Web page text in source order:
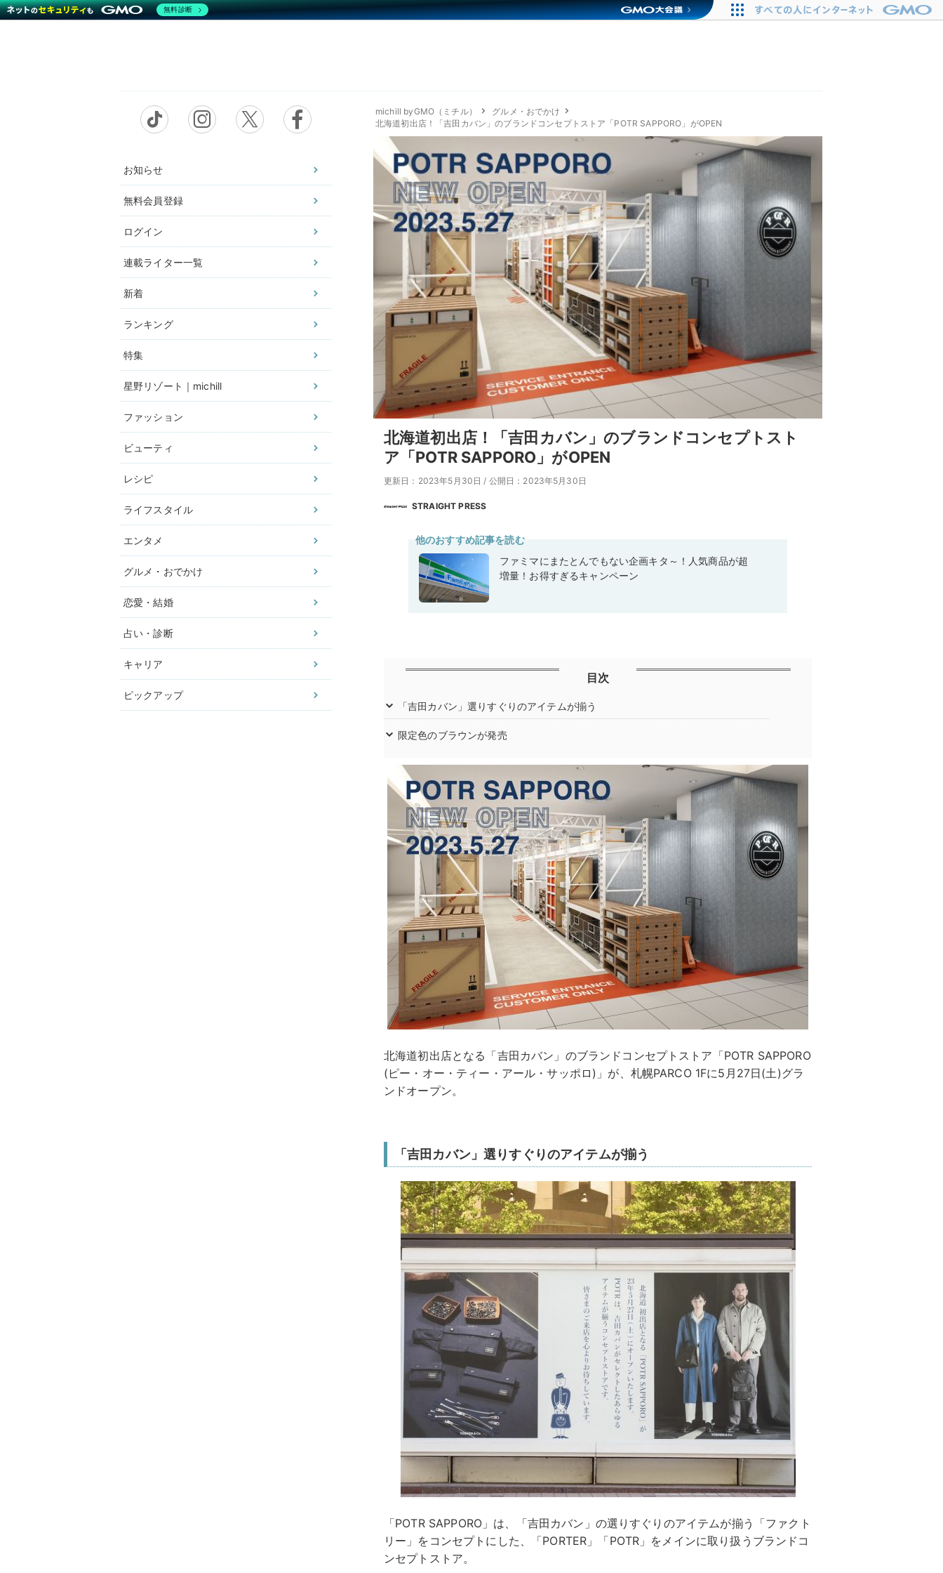
お知らせ
無料会員登録
ログイン
連載ライター一覧
新着
ランキング
特集
星野リゾート｜michill
ファッション
ビューティ
レシピ
ライフスタイル
エンタメ
グルメ・おでかけ
恋愛・結婚
占い・診断
キャリア
ピックアップ
michill byGMO（ミチル）
グルメ・おでかけ
北海道初出店！「吉田カバン」のブランドコンセプトストア「POTR SAPPORO」がOPEN
北海道初出店！「吉田カバン」のブランドコンセプトスト
ア「POTR SAPPORO」がOPEN
更新日：2023年5月30日 / 公開日：2023年5月30日
STRAIGHT PRESS
他のおすすめ記事を読む
ファミマにまたとんでもない企画キタ～！人気商品が超
増量！お得すぎるキャンペーン
目次
「吉田カバン」選りすぐりのアイテムが揃う
限定色のブラウンが発売
北海道初出店となる「吉田カバン」のブランドコンセプトストア「POTR SAPPORO
(ピー・オー・ティー・アール・サッポロ)」が、札幌PARCO 1Fに5月27日(土)グラ
ンドオープン。
「吉田カバン」選りすぐりのアイテムが揃う
「POTR SAPPORO」は、「吉田カバン」の選りすぐりのアイテムが揃う「ファクト
リー」をコンセプトにした、「PORTER」「POTR」をメインに取り扱うブランドコ
ンセプトストア。
無料診断